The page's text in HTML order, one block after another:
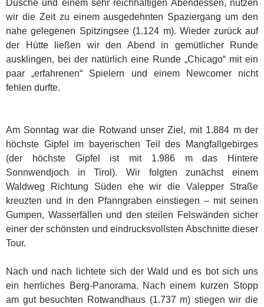
Dusche und einem sehr reichhaltigen Abendessen, nutzen
wir die Zeit zu einem ausgedehnten Spaziergang um den
nahe gelegenen Spitzingsee (1.124 m). Wieder zurück auf
der Hütte ließen wir den Abend in gemütlicher Runde
ausklingen, bei der natürlich eine Runde „Chicago“ mit ein
paar „erfahrenen“ Spielern und einem Newcomer nicht
fehlen durfte.
Am Sonntag war die Rotwand unser Ziel, mit 1.884 m der
höchste Gipfel im bayerischen Teil des Mangfallgebirges
(der höchste Gipfel ist mit 1.986 m das Hintere
Sonnwendjoch in Tirol). Wir folgten zunächst einem
Waldweg Richtung Süden ehe wir die Valepper Straße
kreuzten und in den Pfanngraben einstiegen – mit seinen
Gumpen, Wasserfällen und den steilen Felswänden sicher
einer der schönsten und eindrucksvollsten Abschnitte dieser
Tour.
Nach und nach lichtete sich der Wald und es bot sich uns
ein herrliches Berg-Panorama. Nach einem kurzen Stopp
am gut besuchten Rotwandhaus (1.737 m) stiegen wir die